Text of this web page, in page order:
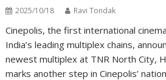
2025/10/18 Ravi Tondak
Cinepolis, the first international
India’s leading multiplex chains,
newest multiplex at TNR North City,
marks another step in Cinepolis’